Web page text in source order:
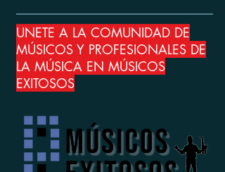
UNETE A LA COMUNIDAD DE
MÚSICOS Y PROFESIONALES DE
LA MÚSICA EN MÚSICOS
EXITOSOS